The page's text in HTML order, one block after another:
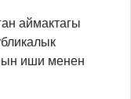
аймактагы
иши менен